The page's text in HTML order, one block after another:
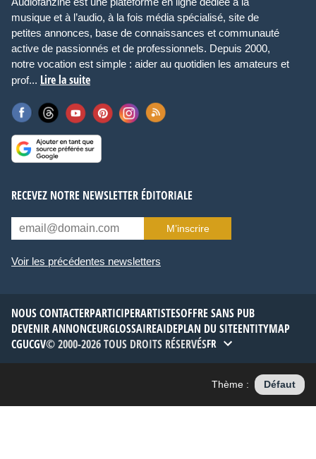
musique et à l’audio, à la fois média spécialisé, site de
petites annonces, base de connaissances et communauté
active de passionnés et de professionnels. Depuis 2000,
notre vocation est simple : aider au quotidien les amateurs et
prof... Lire la suite
RECEVEZ NOTRE NEWSLETTER ÉDITORIALE
M’inscrire
Voir les précédentes newsletters
NOUS CONTACTERPARTICIPERARTISTESOFFRE SANS PUB
DEVENIR ANNONCEURGLOSSAIREAIDEPLAN DU SITEENTITYMAP
CGUCGV© 2000-2026 TOUS DROITS RÉSERVÉSFR
Thème : Défaut